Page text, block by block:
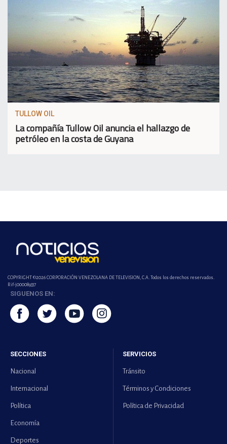
TULLOW OIL
La compañía Tullow Oil anuncia el hallazgo de
petróleo en la costa de Guyana
COPYRIGHT ©2026 CORPORACIÓN VENEZOLANA DE TELEVISION, C.A. Todos los derechos reservados.
Rif-j000089337
SIGUENOS EN:
SECCIONES
Nacional
Internacional
Política
Economía
Deportes
SERVICIOS
Tránsito
Términos y Condiciones
Política de Privacidad